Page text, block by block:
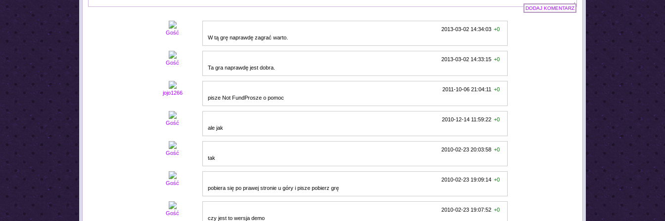
Gość
+0
2013-03-02 14:34:03
W tą grę naprawdę zagrać warto.
Gość
+0
2013-03-02 14:33:15
Ta gra naprawdę jest dobra.
jojo1266
+0
2011-10-06 21:04:11
pisze Not FundProsze o pomoc
Gość
+0
2010-12-14 11:59:22
ale jak
Gość
+0
2010-02-23 20:03:58
tak
Gość
+0
2010-02-23 19:09:14
pobiera się po prawej stronie u góry i pisze pobierz grę
Gość
+0
2010-02-23 19:07:52
czy jest to wersja demo